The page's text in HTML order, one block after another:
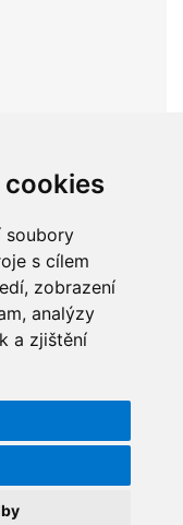
soubory
s cílem
zobrazení
analýzy
a zjištění